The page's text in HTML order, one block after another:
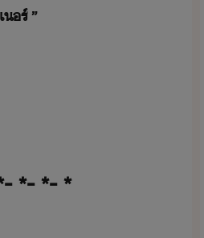
ร์​ ​”
​*​-​ ​*​-​ ​*